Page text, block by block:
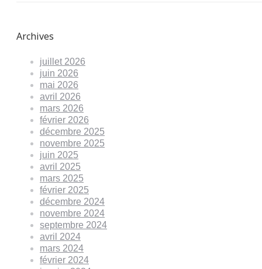
Archives
juillet 2026
juin 2026
mai 2026
avril 2026
mars 2026
février 2026
décembre 2025
novembre 2025
juin 2025
avril 2025
mars 2025
février 2025
décembre 2024
novembre 2024
septembre 2024
avril 2024
mars 2024
février 2024